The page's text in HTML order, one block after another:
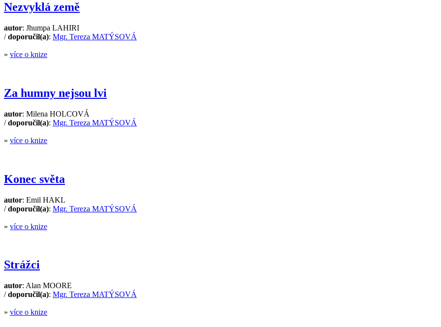
Nezvyklá země
autor: Jhumpa LAHIRI
/doporučil(a): Mgr. Tereza MATÝSOVÁ
» více o knize
Za humny nejsou lvi
autor: Milena HOLCOVÁ
/doporučil(a): Mgr. Tereza MATÝSOVÁ
» více o knize
Konec světa
autor: Emil HAKL
/doporučil(a): Mgr. Tereza MATÝSOVÁ
» více o knize
Strážci
autor: Alan MOORE
/doporučil(a): Mgr. Tereza MATÝSOVÁ
» více o knize